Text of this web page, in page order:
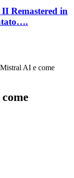
Remastered in
AI e come